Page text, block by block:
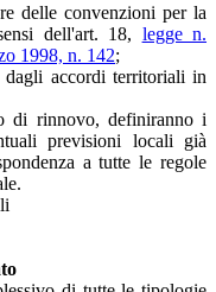
delle convenzioni per la
dell'art. 18, legge n.
1998, n. 142;
accordi territoriali in
di rinnovo, definiranno i
previsioni locali già
a tutte le regole